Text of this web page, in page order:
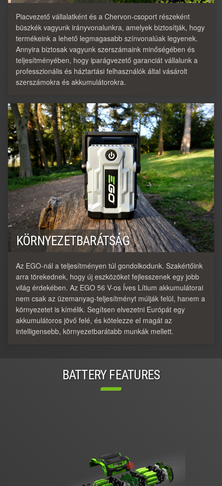
Piacvezető vállalatként és a Chervon-csoport részeként
büszkék vagyunk irányvonalunkra, amelyek biztosítják, hogy
termékeink a lehető legmagasabb színvonalúak legyenek.
Annyira biztosak vagyunk szerszámaink minőségében és
teljesítményében, hogy iparágvezető garanciát vállalunk a
professzionális és háztartási felhasználók által vásárolt
szerszámokra és akkumulátorokra.
KÖRNYEZETBARÁTSÁG
Az EGO-nál a teljesítményen túl gondolkodunk. Szakértőink
arra törekednek, hogy új eszközöket fejlesszenek egy jobb
világ érdekében. Az EGO 56 V-os Íves Lítium akkumulátorai
nem csak az üzemanyag-teljesítményt múlják felül, hanem a
környezetet is kímélik. Segítsen elvezetni Európát egy
akkumulátoros jövő felé, és kötelezze el magát az
intelligensebb, környezetbarátabb munkák mellett.
BATTERY FEATURES